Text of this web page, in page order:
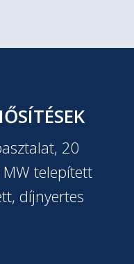
20
telepített
díjnyertes